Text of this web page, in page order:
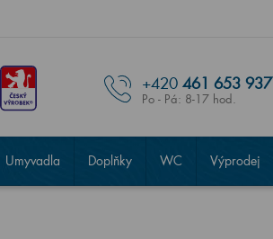
+420 461 653 937
Po - Pá: 8-17 hod.
Umyvadla Doplňky WC Výprodej